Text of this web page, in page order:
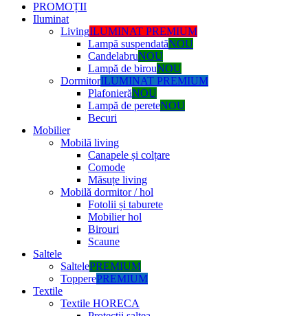
PROMOȚII
Iluminat
LivingILUMINAT PREMIUM
Lampă suspendatăNOU
CandelabruNOU
Lampă de birouNOU
DormitorILUMINAT PREMIUM
PlafonierăNOU
Lampă de pereteNOU
Becuri
Mobilier
Mobilă living
Canapele și colțare
Comode
Măsuțe living
Mobilă dormitor / hol
Fotolii și taburete
Mobilier hol
Birouri
Scaune
Saltele
SaltelePREMIUM
TopperePREMIUM
Textile
Textile HORECA